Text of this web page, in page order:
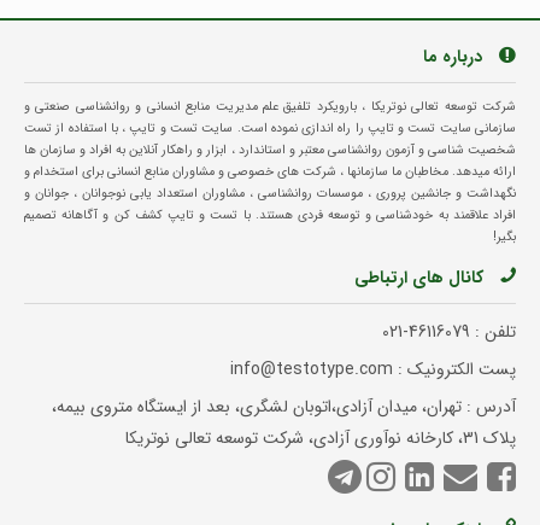
درباره ما
شرکت توسعه تعالی نوتریکا ، بارویکرد تلفیق علم مدیریت منابع انسانی و روانشناسی صنعتی و
سازمانی سایت تست و تایپ را راه اندازی نموده است. سایت تست و تایپ ، با استفاده از تست
شخصیت شناسی و آزمون روانشناسی معتبر و استاندارد ، ابزار و راهکار آنلاین به افراد و سازمان ها
ارائه میدهد. مخاطبان ما سازمانها ، شرکت های خصوصی و مشاوران منابع انسانی برای استخدام و
نگهداشت و جانشین پروری ، موسسات روانشناسی ، مشاوران استعداد یابی نوجوانان ، جوانان و
افراد علاقمند به خودشناسی و توسعه فردی هستند. با تست و تایپ کشف کن و آگاهانه تصمیم
بگیر!
کانال های ارتباطی
تلفن : 021-46116079
پست الکترونیک : info@testotype.com
آدرس : تهران، میدان آزادی،اتوبان لشگری، بعد از ایستگاه متروی بیمه،
پلاک 31، کارخانه نوآوری آزادی، شرکت توسعه تعالی نوتریکا